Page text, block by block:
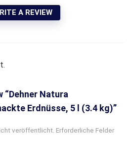
A REVIEW
Natura
Erdnüsse, 5 l (3.4 kg)”
veröffentlicht. Erforderliche Felder